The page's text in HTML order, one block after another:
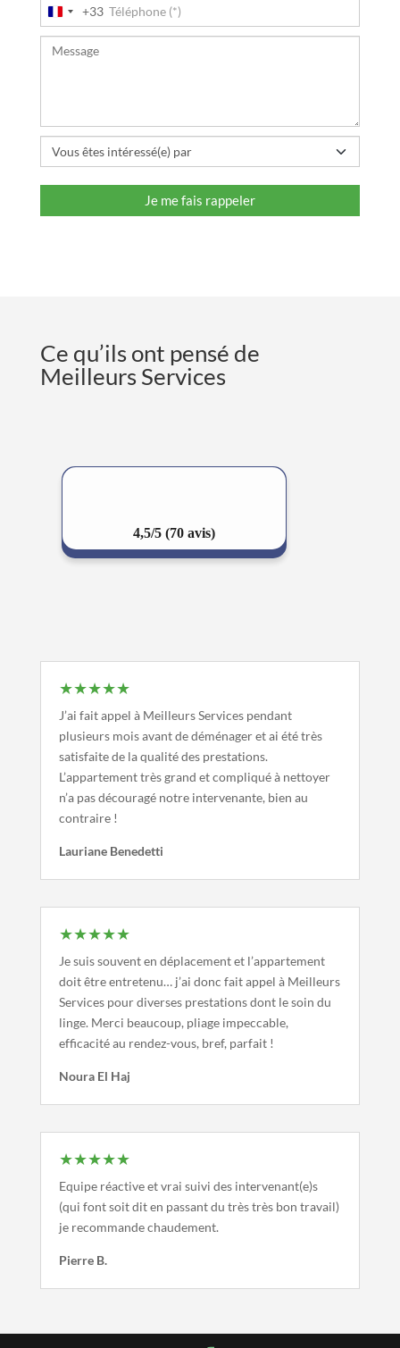
France
+33
+33
Ce qu’ils ont pensé de
Meilleurs Services
★★★★★
J’ai fait appel à Meilleurs Services pendant
plusieurs mois avant de déménager et ai été très
satisfaite de la qualité des prestations.
L’appartement très grand et compliqué à nettoyer
n’a pas découragé notre intervenante, bien au
contraire !
Lauriane Benedetti
★★★★★
Je suis souvent en déplacement et l’appartement
doit être entretenu… j’ai donc fait appel à Meilleurs
Services pour diverses prestations dont le soin du
linge. Merci beaucoup, pliage impeccable,
efficacité au rendez-vous, bref, parfait !
Noura El Haj
★★★★★
Equipe réactive et vrai suivi des intervenant(e)s
(qui font soit dit en passant du très très bon travail)
je recommande chaudement.
Pierre B.